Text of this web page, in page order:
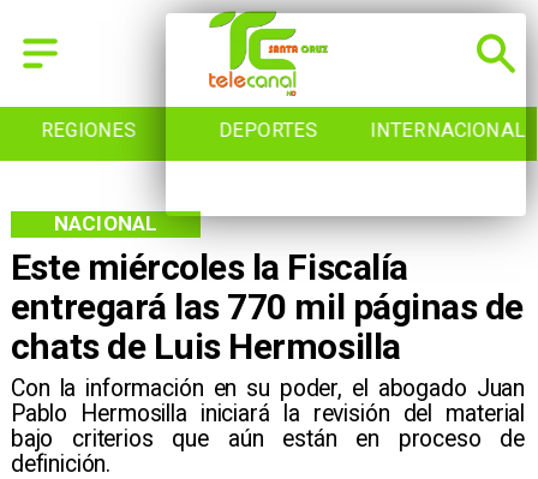
REGIONES DEPORTES INTERNACIONAL
Este miércoles la Fiscalía
entregará las 770 mil páginas de
chats de Luis Hermosilla
​Con la información en su poder, el abogado Juan
Pablo Hermosilla iniciará la revisión del material
bajo criterios que aún están en proceso de
definición.
NACIONAL